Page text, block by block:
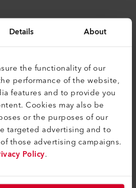
Details About
the functionality of our
performance of the website,
features and to provide you
Cookies may also be
or the purposes of our
targeted advertising and to
those advertising campaigns.
Policy.
Hilfe